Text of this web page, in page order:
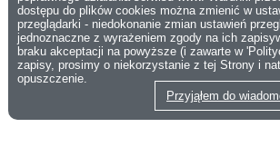
dostępu do plików cookies można zmienić w
przeglądarki - niedokonanie zmian ustawień
jednoznaczne z wyrażeniem zgody na ich
braku akceptacji na powyższe (i zawarte w
zapisy, prosimy o niekorzystanie z tej Strony i
opuszczenie.
Przyjąłem do